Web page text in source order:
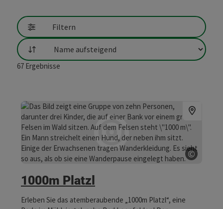
Filtern
Sortierung
67 Ergebnisse
©
1000m Platzl
Erleben Sie das atemberaubende „1000m Platzl“, eine